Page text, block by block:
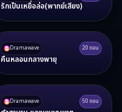
รักเป็นเหยื่อล่อ(พากย์เสียง)
Dramawave 20 ตอน
คืนหลอนกลางพายุ
Dramawave 50 ตอน